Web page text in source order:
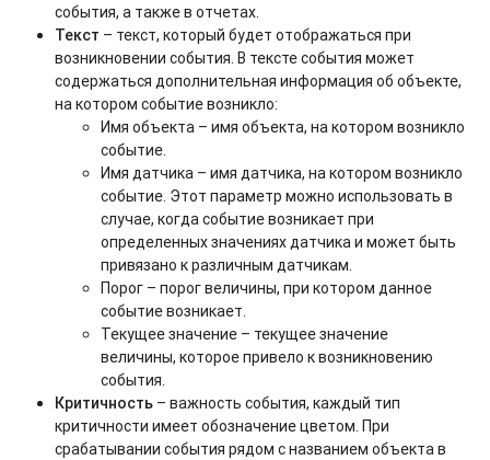
события, а также в отчетах.
Текст – текст, который будет отображаться при
возникновении события. В тексте события может
содержаться дополнительная информация об объекте,
на котором событие возникло:
Имя объекта – имя объекта, на котором возникло
событие.
Имя датчика – имя датчика, на котором возникло
событие. Этот параметр можно использовать в
случае, когда событие возникает при
определенных значениях датчика и может быть
привязано к различным датчикам.
Порог – порог величины, при котором данное
событие возникает.
Текущее значение – текущее значение
величины, которое привело к возникновению
события.
Критичность – важность события, каждый тип
критичности имеет обозначение цветом. При
срабатывании события рядом с названием объекта в